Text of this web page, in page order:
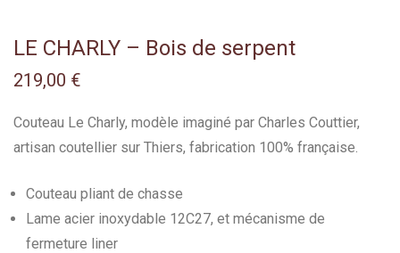
LE CHARLY – Bois de serpent
219,00 €
Couteau Le Charly, modèle imaginé par Charles Couttier,
artisan coutellier sur Thiers, fabrication 100% française.
Couteau pliant de chasse
Lame acier inoxydable 12C27, et mécanisme de
fermeture liner